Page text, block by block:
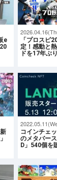
e
「プロスピ
定！感動と
ドを17年ぶ
コインチェ
のメタバー
D」540個を